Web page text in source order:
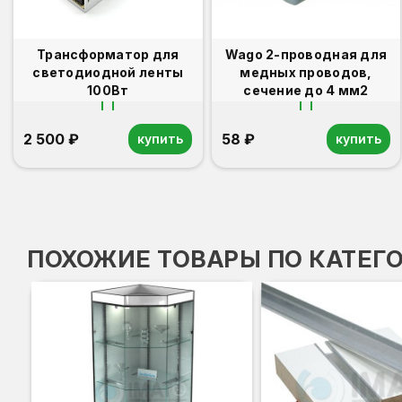
Трансформатор для
светодиодной ленты
100Вт
2 500 ₽ купить
Wago 2-проводная для
медных проводов,
сечение до 4 мм2
58 ₽ купить
ПОХОЖИЕ ТОВАРЫ ПО